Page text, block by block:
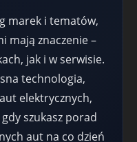
marek i tematów,
mają znaczenie –
jak i w serwisie.
technologia,
elektrycznych,
gdy szukasz porad
aut na co dzień